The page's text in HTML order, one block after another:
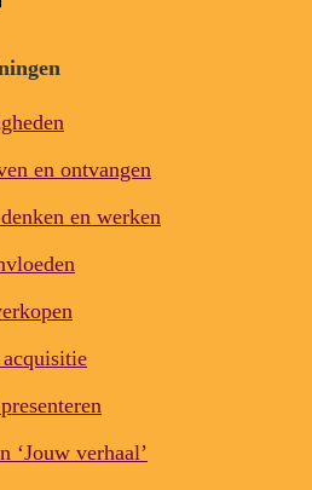
en ontvangen
en werken
‘Jouw verhaal’